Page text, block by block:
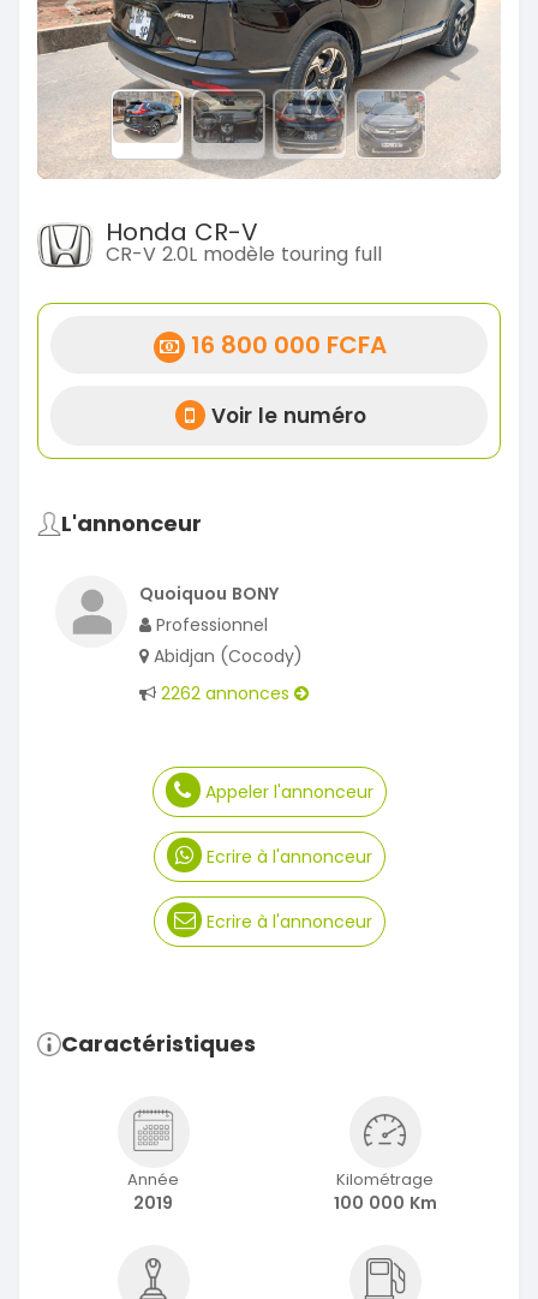
Previous Next
Honda CR-V
CR-V 2.0L modèle touring full
16 800 000 FCFA
Voir le numéro
L'annonceur
Quoiquou BONY
Professionnel
Abidjan (Cocody)
2262 annonces
Appeler l'annonceur
Ecrire à l'annonceur
Ecrire à l'annonceur
Caractéristiques
Année
2019
Kilométrage
100 000 Km